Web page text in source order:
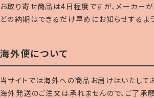
お取り寄せ商品は4日程度ですが、メーカー
どの納期はできるだけ早めにお知らせするよ
海外便について
当サイトでは海外への商品お届けはいたして
海外発送のご注文は承れませんので、ご了承願